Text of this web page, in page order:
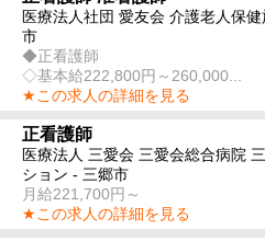
医療法人社団 愛友会 介護老人保
市
◆正看護師
◇基本給222,800円～260,000...
★この求人の詳細を見る
正看護師
医療法人 三愛会 三愛会総合病院
ション - 三郷市
月給221,700円～
★この求人の詳細を見る